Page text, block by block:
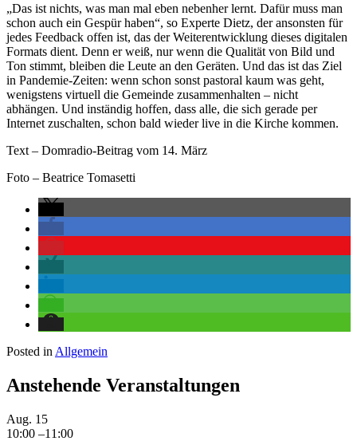
„Das ist nichts, was man mal eben nebenher lernt. Dafür muss man
schon auch ein Gespür haben“, so Experte Dietz, der ansonsten für
jedes Feedback offen ist, das der Weiterentwicklung dieses digitalen
Formats dient. Denn er weiß, nur wenn die Qualität von Bild und
Ton stimmt, bleiben die Leute an den Geräten. Und das ist das Ziel
in Pandemie-Zeiten: wenn schon sonst pastoral kaum was geht,
wenigstens virtuell die Gemeinde zusammenhalten – nicht
abhängen. Und inständig hoffen, dass alle, die sich gerade per
Internet zuschalten, schon bald wieder live in die Kirche kommen.
Text – Domradio-Beitrag vom 14. März
Foto – Beatrice Tomasetti
Posted in Allgemein
Anstehende Veranstaltungen
Aug. 15
10:00 –11:00